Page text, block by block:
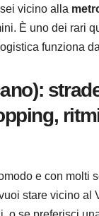
sei vicino alla
È uno dei rari
funziona
e con molti
stare vicino al